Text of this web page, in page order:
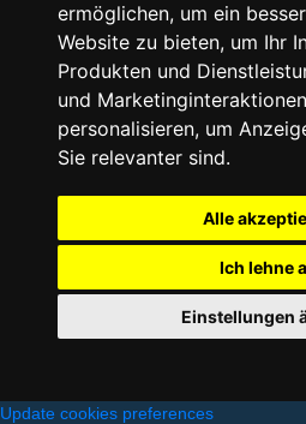
ermöglichen, um ein
Website zu bieten, um Ihr
Produkten und
und
personalisieren, um
Sie relevanter sind.
Alle
Ich lehne
Einstellungen
Update cookies preferences